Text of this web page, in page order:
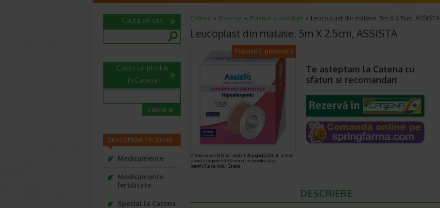
Catena Diverse Plasturi si bandaje Leucoplast din matase, 5m X 2.5cm, ASSISTA
Leucoplast din matase, 5m X 2.5cm, ASSISTA
Plătești 2, primești 3
Ofertă valabilă în perioada 1-31 august 2026, in limita
stocului disponibil. Oferta nu se cumulează cu
beneficiile cardului Catena.
Te asteptam la Catena cu
sfaturi si recomandari
DESCRIERE
Cauta pe site
Cauta un produs
in Catena
DESCOPERA PRODUSE
Medicamente
Medicamente
fertilitate
Special la Catena